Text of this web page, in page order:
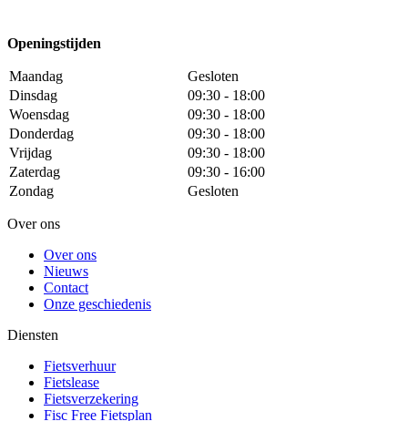
Openingstijden
Maandag
Gesloten
Dinsdag
09:30 - 18:00
Woensdag
09:30 - 18:00
Donderdag
09:30 - 18:00
Vrijdag
09:30 - 18:00
Zaterdag
09:30 - 16:00
Zondag
Gesloten
Over ons
Over ons
Nieuws
Contact
Onze geschiedenis
Diensten
Fietsverhuur
Fietslease
Fietsverzekering
Fisc Free Fietsplan